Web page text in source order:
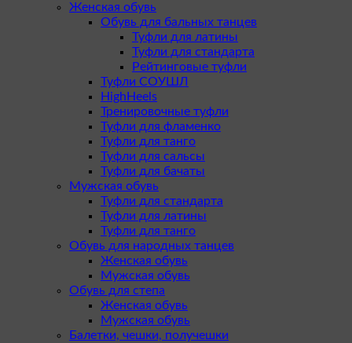
Женская обувь
Обувь для бальных танцев
Туфли для латины
Туфли для стандарта
Рейтинговые туфли
Туфли СОУШЛ
HighHeels
Тренировочные туфли
Туфли для фламенко
Туфли для танго
Туфли для сальсы
Туфли для бачаты
Мужская обувь
Туфли для стандарта
Туфли для латины
Туфли для танго
Обувь для народных танцев
Женская обувь
Мужская обувь
Обувь для степа
Женская обувь
Мужская обувь
Балетки, чешки, получешки